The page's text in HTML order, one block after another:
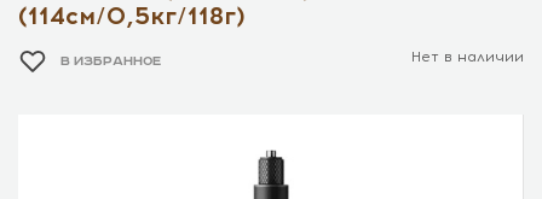
(114см/0,5кг/118г)
В ИЗБРАННОЕ Нет в наличии